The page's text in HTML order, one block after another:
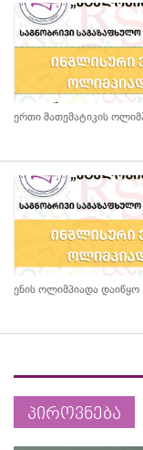
ერთი მათემატიკის
ენის ოლიმპიადა დაიწყო
პიროვნება